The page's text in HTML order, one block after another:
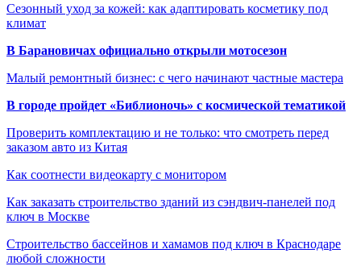
Сезонный уход за кожей: как адаптировать косметику под
климат
В Барановичах официально открыли мотосезон
Малый ремонтный бизнес: с чего начинают частные мастера
В городе пройдет «Библионочь» с космической тематикой
Проверить комплектацию и не только: что смотреть перед
заказом авто из Китая
Как соотнести видеокарту с монитором
Как заказать строительство зданий из сэндвич-панелей под
ключ в Москве
Строительство бассейнов и хамамов под ключ в Краснодаре
любой сложности